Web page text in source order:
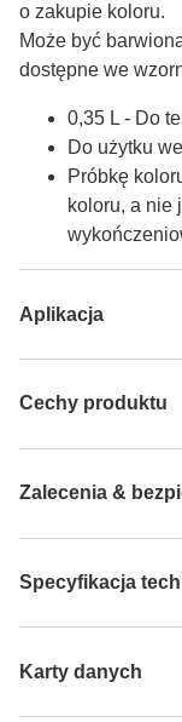
o zakupie koloru.
Może być
dostępne we
0,35 L - Do
Do użytku
Próbkę
koloru, a nie
Aplikacja
Cechy produktu
Zalecenia &
Specyfikacja
Karty danych